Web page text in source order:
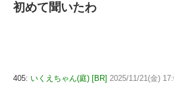
初めて聞いたわ
405: いくえちゃん(庭) [BR] 2025/11/21(金)